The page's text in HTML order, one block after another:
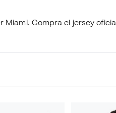
en jerseys del Inter Miami.